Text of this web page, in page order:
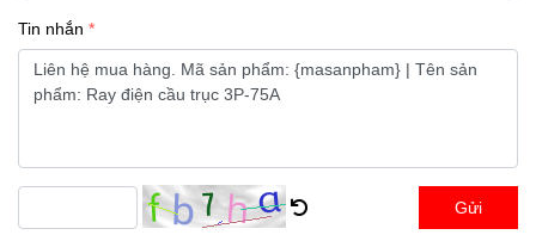
Tin nhắn
Gửi